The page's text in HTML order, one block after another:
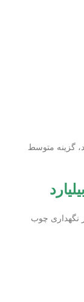
گزینه متوسط
نگهداری چوب